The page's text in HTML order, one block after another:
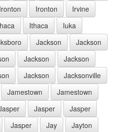
Ironton Ironton
Irvine
Ithaca
Iuka
Jackson
Jackson
Jackson
Jackson
Jackson
Jacksonville
Jamestown
Jamestown
Jasper
Jasper
Jasper Jay Jayton